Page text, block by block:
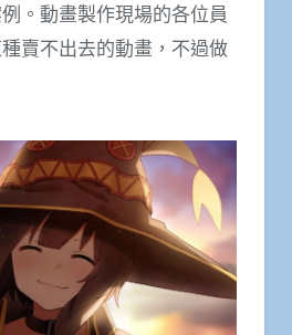
。動畫製作現場的各位員
賣不出去的動畫，不過做